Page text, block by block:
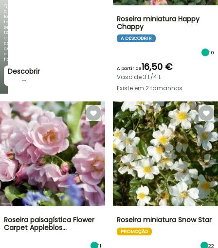
Quando
a
folhagem
torna-
se
tão
espetacular
do
que
a
floração!
Descobrir
→
Roseira miniatura Happy
Chappy
A DESCOBRIR
10
A partir de16,50 €
Vaso de 3 L/4 L
Existe em 2 tamanhos
Roseira paisagística Flower
Carpet Appleblos…
11
Roseira miniatura Snow Star
PROMOÇÃO
22